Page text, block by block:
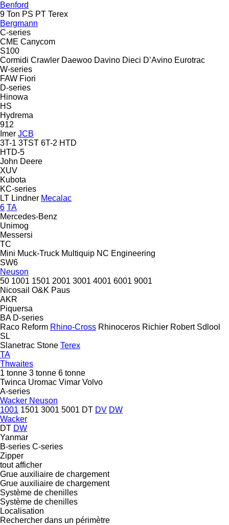
Benford
9 Ton PS PT Terex
Bergmann
C-series
CME Canycom
S100
Cormidi Crawler Daewoo Davino Dieci D’Avino Eurotrac
W-series
FAW Fiori
D-series
Hinowa
HS
Hydrema
912
Imer JCB
3T-1 3TST 6T-2 HTD
HTD-5
John Deere
XUV
Kubota
KC-series
LT Lindner Mecalac
6 TA
Mercedes-Benz
Unimog
Messersi
TC
Mini Muck-Truck Multiquip NC Engineering
SW6
Neuson
50 1001 1501 2001 3001 4001 6001 9001
Nicosail O&K Paus
AKR
Piquersa
BA D-series
Raco Reform Rhino-Cross Rhinoceros Richier Robert Sdlool
SL
Slanetrac Stone Terex
TA
Thwaites
1 tonne 3 tonne 6 tonne
Twinca Uromac Vimar Volvo
A-series
Wacker Neuson
1001 1501 3001 5001 DT DV DW
Wacker
DT DW
Yanmar
B-series C-series
Zipper
tout afficher
Grue auxiliaire de chargement
Grue auxiliaire de chargement
Système de chenilles
Système de chenilles
Localisation
Rechercher dans un périmètre